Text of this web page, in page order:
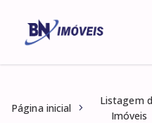
Página inicial
Listagem
Imóveis